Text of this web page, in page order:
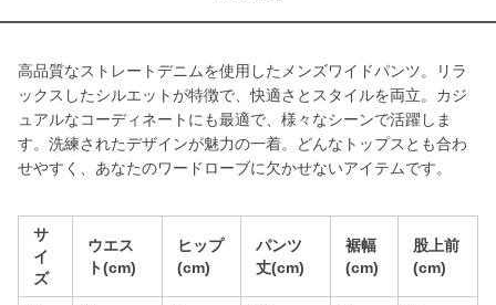
高品質なストレートデニムを使用したメンズワイドパンツ。リラ
ックスしたシルエットが特徴で、快適さとスタイルを両立。カジ
ュアルなコーディネートにも最適で、様々なシーンで活躍しま
す。洗練されたデザインが魅力の一着。どんなトップスとも合わ
せやすく、あなたのワードローブに欠かせないアイテムです。
サ
イ
ズ
ウエス
ト(cm)
ヒップ
(cm)
パンツ
丈(cm)
裾幅
(cm)
股上前
(cm)